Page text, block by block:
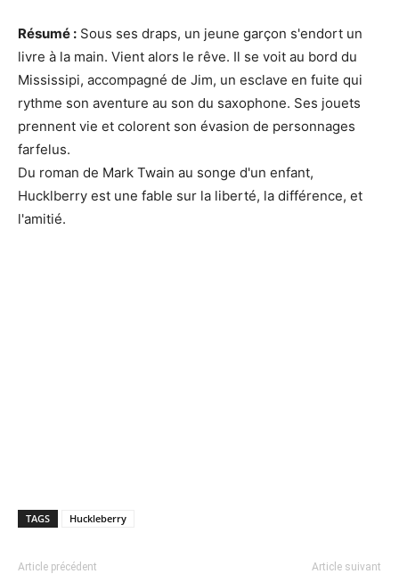
Résumé : Sous ses draps, un jeune garçon s'endort un
livre à la main. Vient alors le rêve. Il se voit au bord du
Mississipi, accompagné de Jim, un esclave en fuite qui
rythme son aventure au son du saxophone. Ses jouets
prennent vie et colorent son évasion de personnages
farfelus.
Du roman de Mark Twain au songe d'un enfant,
Hucklberry est une fable sur la liberté, la différence, et
l'amitié.
TAGS Huckleberry
Article précédent Article suivant